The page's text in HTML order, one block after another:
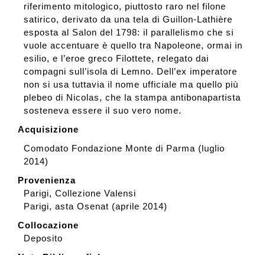
riferimento mitologico, piuttosto raro nel filone
satirico, derivato da una tela di Guillon-Lathière
esposta al Salon del 1798: il parallelismo che si
vuole accentuare è quello tra Napoleone, ormai in
esilio, e l’eroe greco Filottete, relegato dai
compagni sull’isola di Lemno. Dell’ex imperatore
non si usa tuttavia il nome ufficiale ma quello più
plebeo di Nicolas, che la stampa antibonapartista
sosteneva essere il suo vero nome.
Acquisizione
Comodato Fondazione Monte di Parma (luglio
2014)
Provenienza
Parigi, Collezione Valensi
Parigi, asta Osenat (aprile 2014)
Collocazione
Deposito